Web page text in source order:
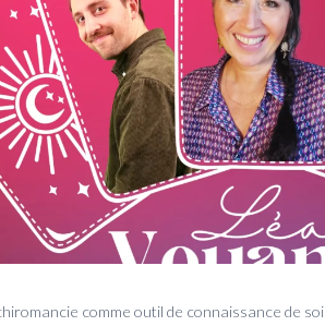
comme outil de connaissance de soi